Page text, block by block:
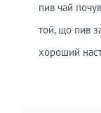
пив чай
той, що пив
хороший